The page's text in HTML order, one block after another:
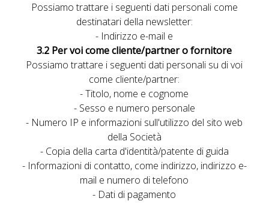
Possiamo trattare i seguenti dati personali come
destinatari della newsletter:
- Indirizzo e-mail e
3.2 Per voi come cliente/partner o fornitore
Possiamo trattare i seguenti dati personali su di voi
come cliente/partner:
- Titolo, nome e cognome
- Sesso e numero personale
- Numero IP e informazioni sull'utilizzo del sito web
della Società
- Copia della carta d'identità/patente di guida
- Informazioni di contatto, come indirizzo, indirizzo e-
mail e numero di telefono
- Dati di pagamento